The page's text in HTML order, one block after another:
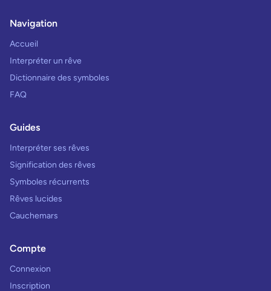
Navigation
Accueil
Interpréter un rêve
Dictionnaire des symboles
FAQ
Guides
Interpréter ses rêves
Signification des rêves
Symboles récurrents
Rêves lucides
Cauchemars
Compte
Connexion
Inscription